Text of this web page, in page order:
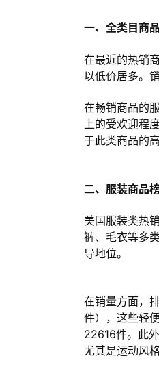
一、全类目商
在最近的热销
以低价居多。
在畅销商品的
上的受欢迎程
于此类商品的
二、服装商品
美国服装类热
裤、毛衣等多
导地位。
在销量方面，
件），这些轻
22616件。此
尤其是运动风